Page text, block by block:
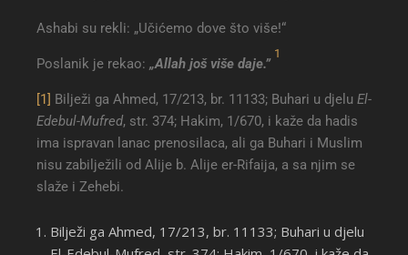
Ashabi su rekli: „Učićemo dove što više!“
Poslanik je rekao: „Allah još više daje.”
1
[1] Bilježi ga Ahmed, 17/213, br. 11133; Buhari u djelu El-
Edebul-Mufred, str. 374; Hakim, 1/670, i kaže da hadis
ima ispravan lanac prenosilaca, ali ga Buhari i Muslim
nisu zabilježili od Alije b. Alije er-Rifaija, a sa njim se
slaže i Zehebi.
Bilježi ga Ahmed, 17/213, br. 11133; Buhari u djelu